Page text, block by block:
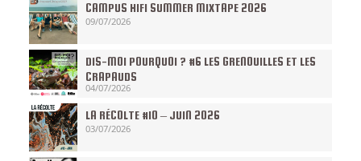
CAMPUS HIFI SUMMER MIXTAPE 2026
09/07/2026
DIS-MOI POURQUOI ? #6 LES GRENOUILLES ET LES
CRAPAUDS
04/07/2026
LA RÉCOLTE #10 – JUIN 2026
03/07/2026